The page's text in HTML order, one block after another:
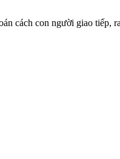
cách con người giao tiếp,